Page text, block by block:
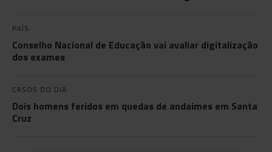
PAÍS
Conselho Nacional de Educação vai avaliar digitalização
dos exames
CASOS DO DIA
Dois homens feridos em quedas de andaimes em Santa
Cruz